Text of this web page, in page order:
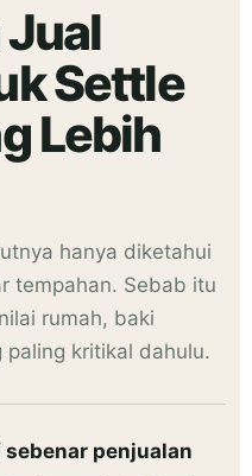
Settle
Lebih
hanya diketahui
tempahan. Sebab itu
rumah, baki
kritikal dahulu.
penjualan